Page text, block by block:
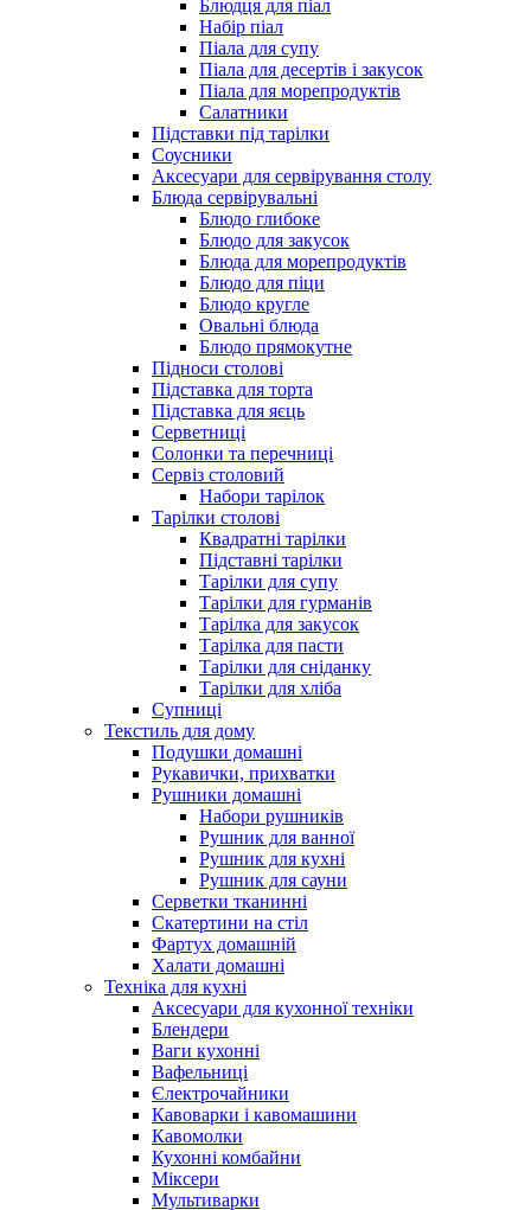
Блюдця для піал
Набір піал
Піала для супу
Піала для десертів і закусок
Піала для морепродуктів
Салатники
Підставки під тарілки
Соусники
Аксесуари для сервірування столу
Блюда сервірувальні
Блюдо глибоке
Блюдо для закусок
Блюда для морепродуктів
Блюдо для піци
Блюдо кругле
Овальні блюда
Блюдо прямокутне
Підноси столові
Підставка для торта
Підставка для яєць
Серветниці
Солонки та перечниці
Сервіз столовий
Набори тарілок
Тарілки столові
Квадратні тарілки
Підставні тарілки
Тарілки для супу
Тарілки для гурманів
Тарілка для закусок
Тарілка для пасти
Тарілки для сніданку
Тарілки для хліба
Супниці
Текстиль для дому
Подушки домашні
Рукавички, прихватки
Рушники домашні
Набори рушників
Рушник для ванної
Рушник для кухні
Рушник для сауни
Серветки тканинні
Скатертини на стіл
Фартух домашній
Халати домашні
Техніка для кухні
Аксесуари для кухонної техніки
Блендери
Ваги кухонні
Вафельниці
Єлектрочайники
Кавоварки і кавомашини
Кавомолки
Кухонні комбайни
Міксери
Мультиварки